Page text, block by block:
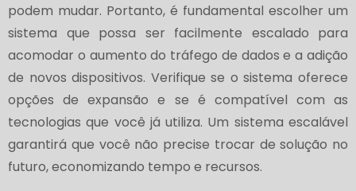
podem mudar. Portanto, é fundamental escolher um
sistema que possa ser facilmente escalado para
acomodar o aumento do tráfego de dados e a adição
de novos dispositivos. Verifique se o sistema oferece
opções de expansão e se é compatível com as
tecnologias que você já utiliza. Um sistema escalável
garantirá que você não precise trocar de solução no
futuro, economizando tempo e recursos.